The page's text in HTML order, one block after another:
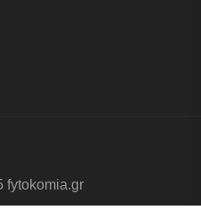
fytokomia.gr